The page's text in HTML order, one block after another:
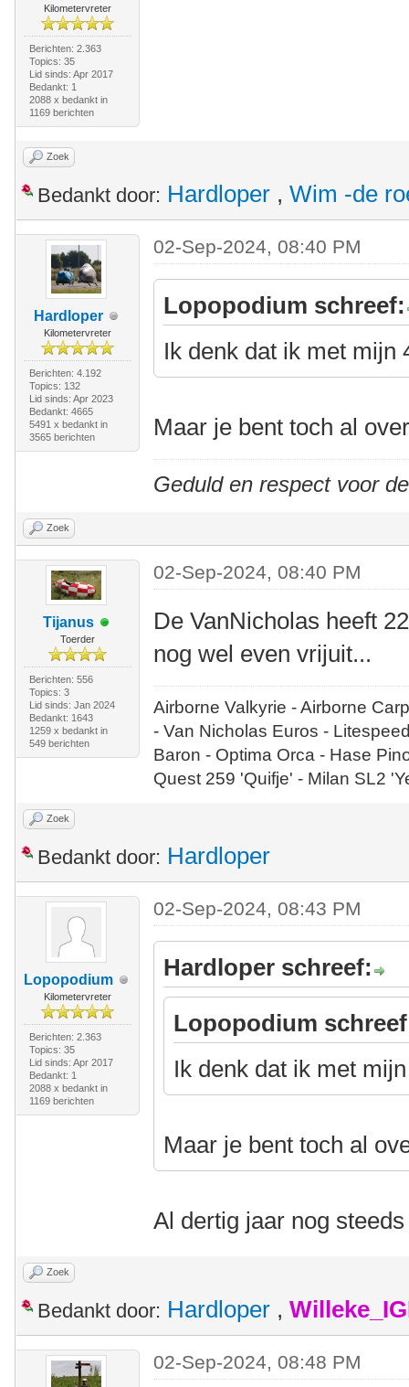
Kilometervreter
Berichten: 2.363
Topics: 35
Lid sinds: Apr 2017
Bedankt: 1
2088 x bedankt in
1169 berichten
Zoek
Bedankt door: Hardloper , Wim -de
Hardloper
Kilometervreter
Berichten: 4.192
Topics: 132
Lid sinds: Apr 2023
Bedankt: 4665
5491 x bedankt in
3565 berichten
02-Sep-2024, 08:40 PM
Lopopodium schreef:
Ik denk dat ik met mijn
Maar je bent toch al
Geduld en respect voor
Zoek
Tijanus
Toerder
Berichten: 556
Topics: 3
Lid sinds: Jan 2024
Bedankt: 1643
1259 x bedankt in
549 berichten
02-Sep-2024, 08:40 PM
De VanNicholas heeft
nog wel even vrijuit...
Airborne Valkyrie - Airborne
- Van Nicholas Euros -
Baron - Optima Orca - Hase
Quest 259 'Quifje' - Milan SL2
Zoek
Bedankt door: Hardloper
Lopopodium
Kilometervreter
Berichten: 2.363
Topics: 35
Lid sinds: Apr 2017
Bedankt: 1
2088 x bedankt in
1169 berichten
02-Sep-2024, 08:43 PM
Hardloper schreef:
Lopopodium
Ik denk dat ik met
Maar je bent toch al
Al dertig jaar nog
Zoek
Bedankt door: Hardloper ,
02-Sep-2024, 08:48 PM